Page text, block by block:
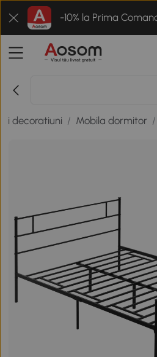
-10% la Prima
si decoratiuni / Mobila dormitor /